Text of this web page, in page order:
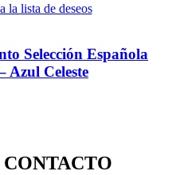
la lista de deseos
Selección Española
Azul Celeste